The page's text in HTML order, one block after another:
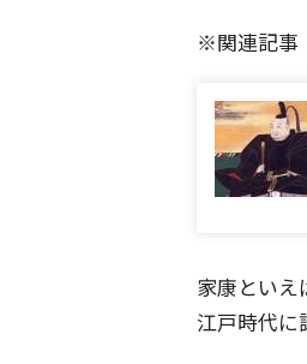
※関連記事
家康といえ
江戸時代に